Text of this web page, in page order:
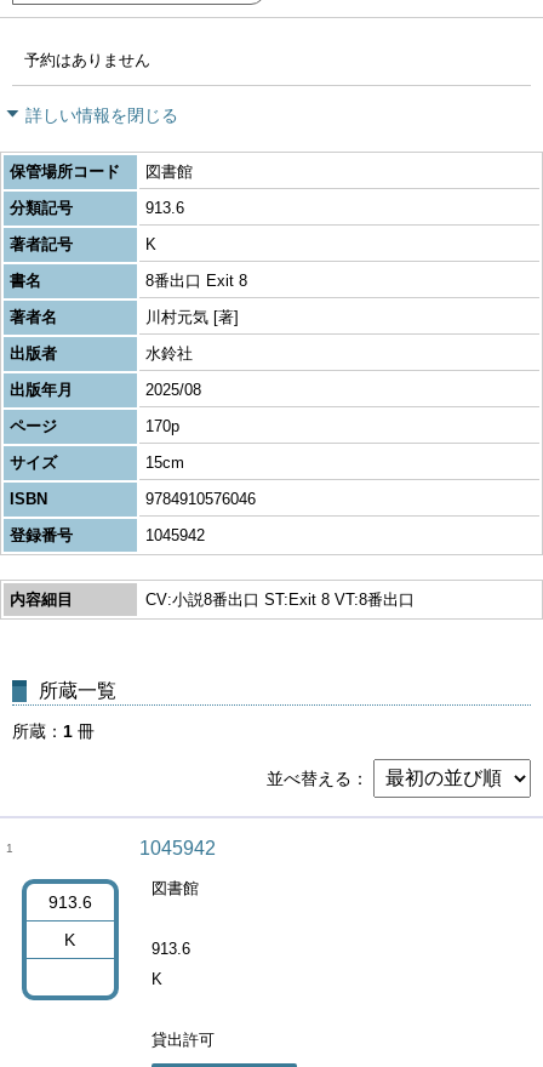
予約はありません
詳しい情報を閉じる
保管場所コード
図書館
分類記号
913.6
著者記号
K
書名
8番出口 Exit 8
著者名
川村元気 [著]
出版者
水鈴社
出版年月
2025/08
ページ
170p
サイズ
15cm
ISBN
9784910576046
登録番号
1045942
内容細目 CV:小説8番出口 ST:Exit 8 VT:8番出口
所蔵一覧
所蔵 1 冊
並べ替える
1
913.6
K
1045942
図書館
913.6
K
貸出許可